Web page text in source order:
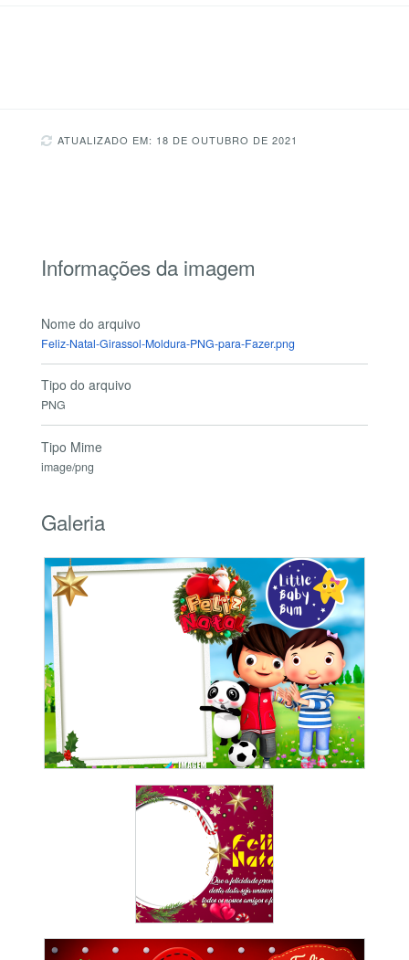
ATUALIZADO EM: 18 DE OUTUBRO DE 2021
Informações da imagem
Nome do arquivo
Feliz-Natal-Girassol-Moldura-PNG-para-Fazer.png
Tipo do arquivo
PNG
Tipo Mime
image/png
Galeria